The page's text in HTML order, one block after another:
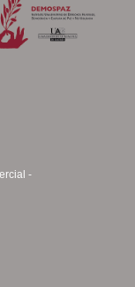
-